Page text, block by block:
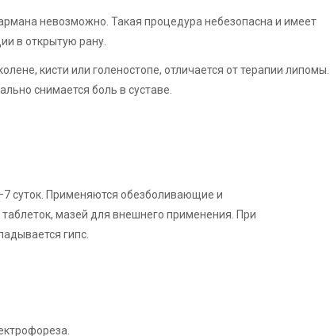
невозможно. Такая процедура небезопасна и имеет
в открытую рану.
кисти или голеностопе, отличается от терапии липомы.
снимается боль в суставе.
суток. Применяются обезболивающие и
мазей для внешнего применения. При
гипс.